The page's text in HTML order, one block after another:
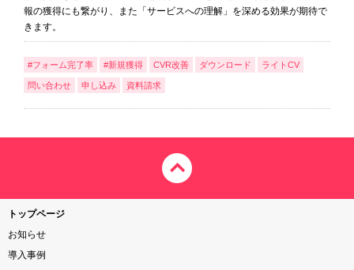
報の獲得にも繋がり、また「サービスへの理解」を深める効果が期待で
きます。
#フォーム完了率 #新規獲得 CVR改善 ダウンロード ライトCV
問い合わせ 申し込み 資料請求
トップページ
お知らせ
導入事例